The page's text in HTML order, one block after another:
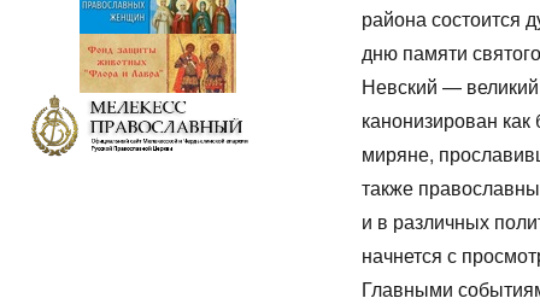
района состоится
дню памяти
Невский —
канонизирован
миряне,
также
и в различных
начнется с
Главными